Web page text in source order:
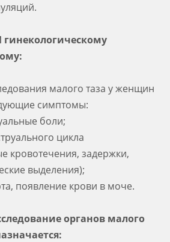
малого таза у женщин
симптомы:
боли;
цикла
кровотечения, задержки,
выделения);
появление крови в моче.
органов малого